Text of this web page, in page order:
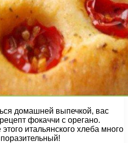
домашней выпечкой, вас
фокаччи с орегано.
итальянского хлеба много